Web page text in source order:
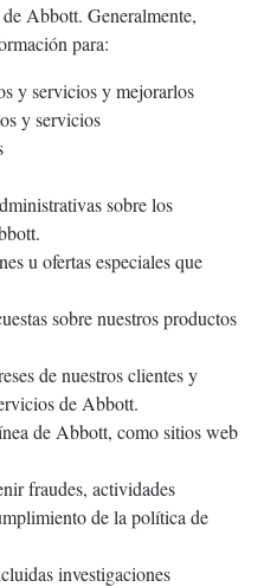
Abbott. Generalmente,
para:
y servicios y mejorarlos
y servicios
sobre los
u ofertas especiales que
sobre nuestros productos
de nuestros clientes y
de Abbott.
de Abbott, como sitios web
fraudes, actividades
de la política de
investigaciones